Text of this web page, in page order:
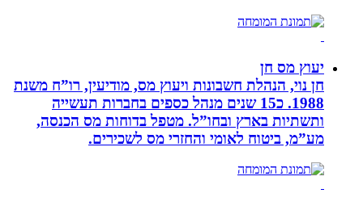
יעוץ מס חן
חן נוי, הנהלת חשבונות ויעוץ מס, מודיעין, רו”ח משנת
1988. כ15 שנים מנהל כספים בחברות תעשייה
ותשתיות בארץ ובחו”ל. מטפל בדוחות מס הכנסה,
מע”מ, ביטוח לאומי והחזרי מס לשכירים.